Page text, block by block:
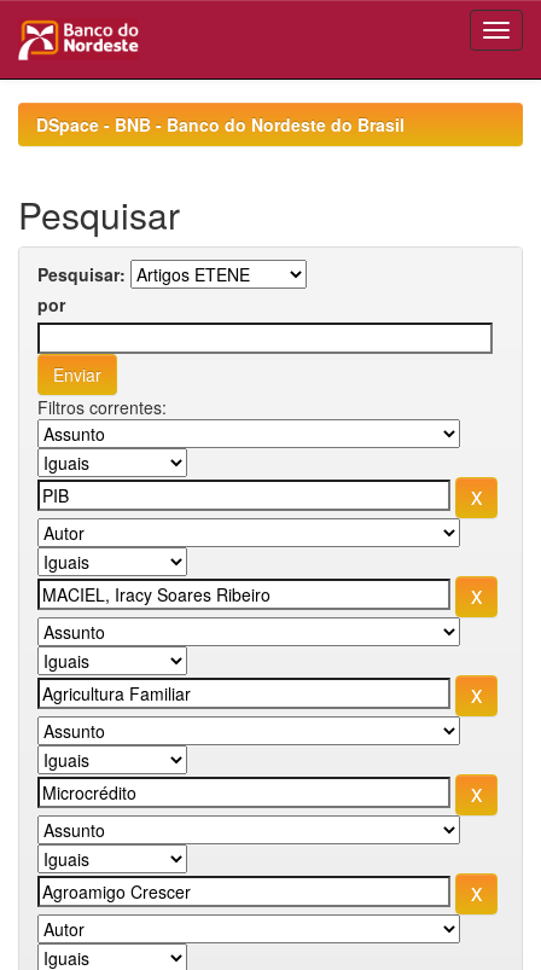
navigationDSpace - BNB - Banco do Nordeste do Brasil
Pesquisar
Pesquisar:
por
Filtros correntes: